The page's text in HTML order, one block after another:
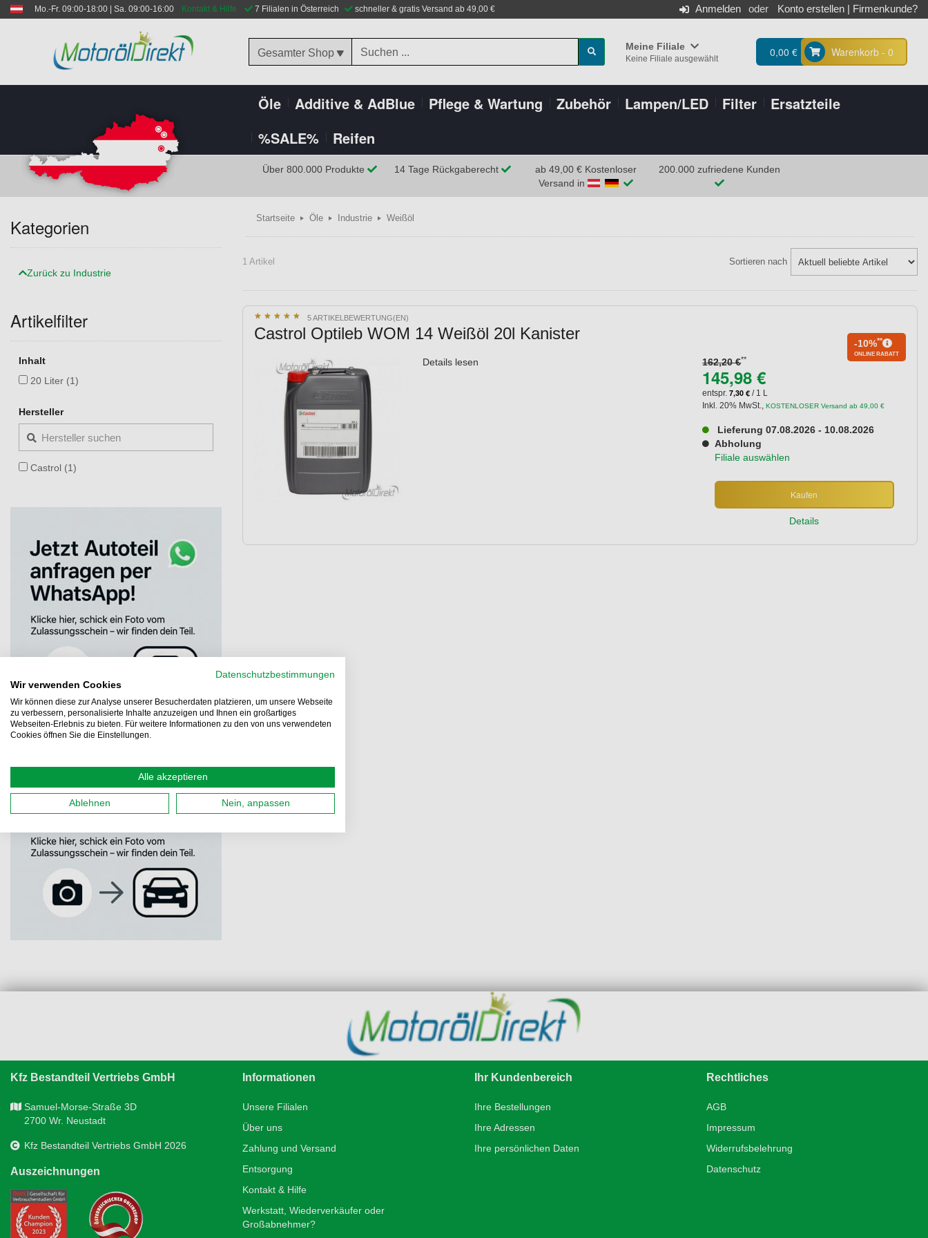
Mo.-Fr. 09:00-18:00 | Sa. 09:00-16:00 Kontakt & Hilfe 7 Filialen in Österreich schneller & gratis Versand ab 49,00 € Anmelden Konto erstellen | Firmenkunde?
Gesamter Shop
Meine Filiale
Keine Filiale ausgewählt 0,00 € Warenkorb - 0
Öle Additive & AdBlue Pflege & Wartung Zubehör Lampen/LED Filter
Ersatzteile
%SALE%
Reifen
Über 800.000 Produkte 14 Tage Rückgaberecht
ab 49,00 € Kostenloser
Versand in
200.000 zufriedene Kunden
Startseite Öle Industrie Weißöl
1 Artikel Sortieren nach
★ ★ ★ ★ ★
★ ★ ★ ★ ★ 5 ARTIKELBEWERTUNG(EN)
Castrol Optileb WOM 14 Weißöl 20l Kanister
Details lesen 162,20 €**
-10%**
ONLINE RABATT
145,98 €
entspr.7,30 € / 1 L
Inkl. 20% MwSt.,KOSTENLOSER Versand ab 49,00 €
Lieferung 07.08.2026 - 10.08.2026
Abholung
Filiale auswählen
Kaufen
Details
Kategorien
Zurück zu Industrie
Artikelfilter
Inhalt
20 Liter (1)
Hersteller
Castrol (1)
Kfz Bestandteil Vertriebs GmbH
Samuel-Morse-Straße 3D
2700 Wr. Neustadt
Kfz Bestandteil Vertriebs GmbH 2026
Auszeichnungen
Informationen
Unsere Filialen
Über uns
Zahlung und Versand
Entsorgung
Kontakt & Hilfe
Werkstatt, Wiederverkäufer oder
Großabnehmer?
Ihr Kundenbereich
Ihre Bestellungen
Ihre Adressen
Ihre persönlichen Daten
Rechtliches
AGB
Impressum
Widerrufsbelehrung
Datenschutz
Datenschutzbestimmungen
Wir verwenden Cookies
Wir können diese zur Analyse unserer Besucherdaten platzieren, um unsere Webseite
zu verbessern, personalisierte Inhalte anzuzeigen und Ihnen ein großartiges
Webseiten-Erlebnis zu bieten. Für weitere Informationen zu den von uns verwendeten
Cookies öffnen Sie die Einstellungen.
Alle akzeptieren
Ablehnen Nein, anpassen